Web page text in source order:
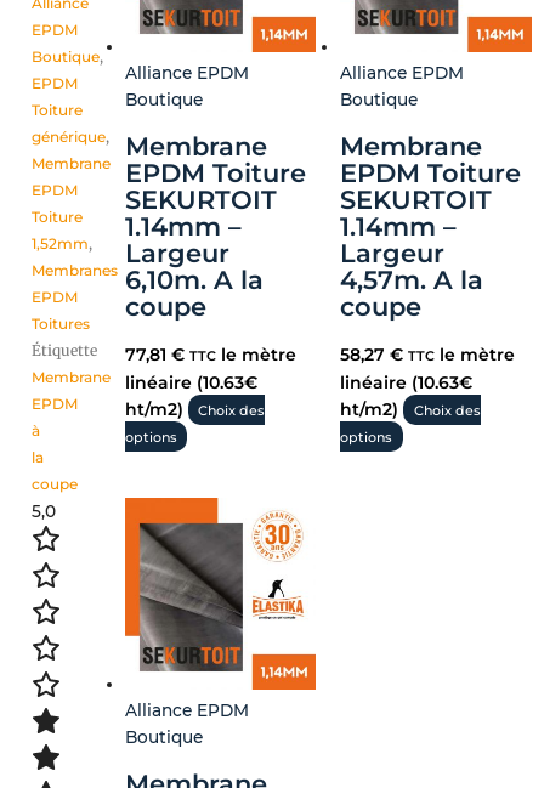
EPDM
Boutique,
EPDM
Toiture
générique,
Membrane
EPDM
Toiture
1,52mm,
Membranes
EPDM
Toitures
Étiquette
Membrane
EPDM
à
la
coupe
5,0
Alliance EPDM
Boutique
Membrane
EPDM Toiture
SEKURTOIT
1.14mm –
Largeur
6,10m. A la
coupe
77,81 € TTCle mètre
linéaire (10.63€
ht/m2)
Choix des
options
Alliance EPDM
Boutique
Membrane
EPDM Toiture
SEKURTOIT
1.14mm –
Largeur
4,57m. A la
coupe
58,27€ TTC le mètre
linéaire (10.63€
ht/m2)
Choix des
options
Alliance EPDM
Boutique